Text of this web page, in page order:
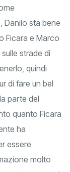
Danilo sta bene
Ficara e Marco
strade di
quindi
di fare un bel
parte del
quanto Ficara
ha
essere
molto